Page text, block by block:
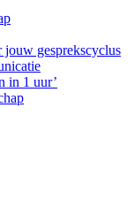
gesprekscyclus
in 1 uur’